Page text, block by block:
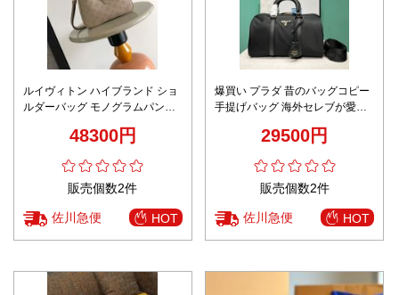
ルイヴィトン ハイブランド ショ
ルダーバッグ モノグラムパンチ
48300円
販売個数2件
佐川急便 HOT
爆買い プラダ 昔のバッグコピー
手提げバッグ 海外セレブが愛用
29500円
販売個数2件
佐川急便 HOT